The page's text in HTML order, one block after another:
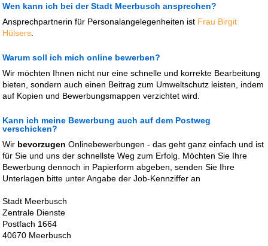
Wen kann ich bei der Stadt Meerbusch ansprechen?
Ansprechpartnerin für Personalangelegenheiten ist Frau Birgit
Hülsers
Warum soll ich mich online bewerben?
Wir möchten Ihnen nicht nur eine schnelle und korrekte Bearbeitung
bieten, sondern auch einen Beitrag zum Umweltschutz leisten, indem
auf Kopien und Bewerbungsmappen verzichtet wird.
Kann ich meine Bewerbung auch auf dem Postweg
verschicken?
Wir bevorzugenOnlinebewerbungen - das geht ganz einfach und ist
für Sie und uns der schnellste Weg zum Erfolg. Möchten Sie Ihre
Bewerbung dennoch in Papierform abgeben, senden Sie Ihre
Unterlagen bitte unter Angabe der Job-Kennziffer an
Stadt Meerbusch
Zentrale Dienste
Postfach 1664
40670 Meerbusch